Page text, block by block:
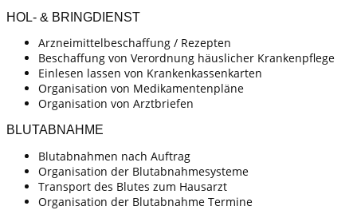
HOL- & BRINGDIENST
Arzneimittelbeschaffung / Rezepten
Beschaffung von Verordnung häuslicher Krankenpflege
Einlesen lassen von Krankenkassenkarten
Organisation von Medikamentenpläne
Organisation von Arztbriefen
BLUTABNAHME
Blutabnahmen nach Auftrag
Organisation der Blutabnahmesysteme
Transport des Blutes zum Hausarzt
Organisation der Blutabnahme Termine